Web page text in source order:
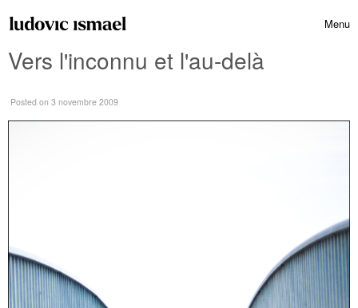
Menu
Vers l'inconnu et l'au-delà
Posted on 3 novembre 2009